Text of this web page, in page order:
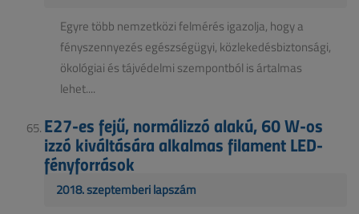
Egyre több nemzetközi felmérés igazolja, hogy a
fényszennyezés egészségügyi, közlekedésbiztonsági,
ökológiai és tájvédelmi szempontból is ártalmas
lehet....
E27-es fejű, normálizzó alakú, 60 W-os
izzó kiváltására alkalmas filament LED-
fényforrások
2018. szeptemberi lapszám